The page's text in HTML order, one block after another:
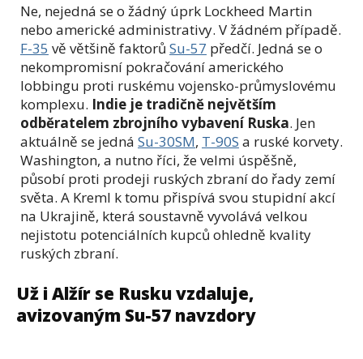
Ne, nejedná se o žádný úprk Lockheed Martin
nebo americké administrativy. V žádném případě.
F-35 vě většině faktorů Su-57 předčí. Jedná se o
nekompromisní pokračování amerického
lobbingu proti ruskému vojensko-průmyslovému
komplexu. Indie je tradičně největším
odběratelem zbrojního vybavení Ruska. Jen
aktuálně se jedná Su-30SM, T-90S a ruské korvety.
Washington, a nutno říci, že velmi úspěšně,
působí proti prodeji ruských zbraní do řady zemí
světa. A Kreml k tomu přispívá svou stupidní akcí
na Ukrajině, která soustavně vyvolává velkou
nejistotu potenciálních kupců ohledně kvality
ruských zbraní.
Už i Alžír se Rusku vzdaluje,
avizovaným Su-57 navzdory